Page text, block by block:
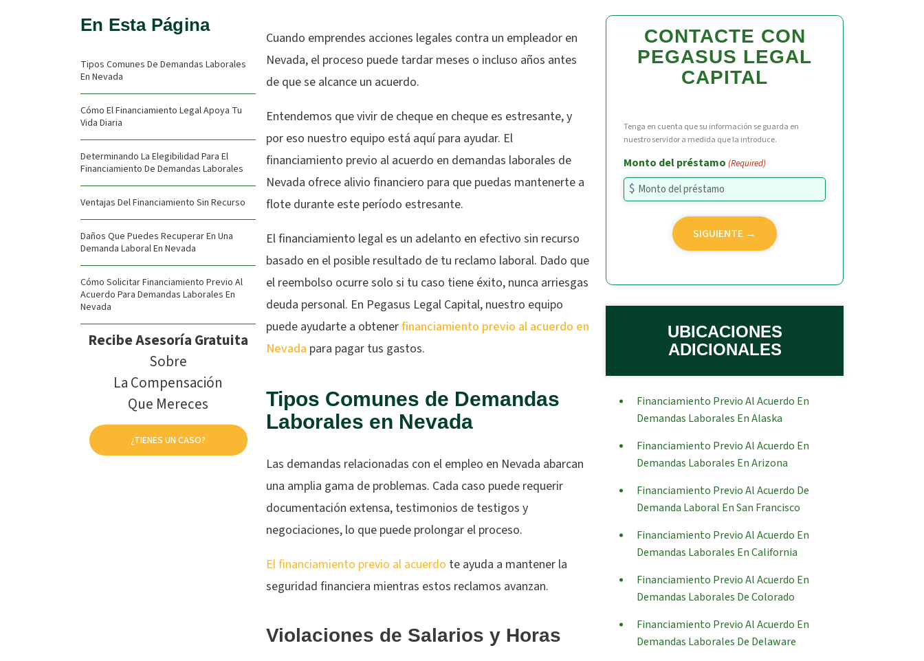
En Esta Página
Tipos Comunes De Demandas Laborales
En Nevada
Cómo El Financiamiento Legal Apoya Tu
Vida Diaria
Determinando La Elegibilidad Para El
Financiamiento De Demandas Laborales
Ventajas Del Financiamiento Sin Recurso
Daños Que Puedes Recuperar En Una
Demanda Laboral En Nevada
Cómo Solicitar Financiamiento Previo Al
Acuerdo Para Demandas Laborales En
Nevada
Recibe Asesoría Gratuita
Sobre
La Compensación
Que Mereces
¿TIENES UN CASO?
Cuando emprendes acciones legales contra un empleador en
Nevada, el proceso puede tardar meses o incluso años antes
de que se alcance un acuerdo.
Entendemos que vivir de cheque en cheque es estresante, y
por eso nuestro equipo está aquí para ayudar. El
financiamiento previo al acuerdo en demandas laborales de
Nevada ofrece alivio financiero para que puedas mantenerte a
flote durante este período estresante.
El financiamiento legal es un adelanto en efectivo sin recurso
basado en el posible resultado de tu reclamo laboral. Dado que
el reembolso ocurre solo si tu caso tiene éxito, nunca arriesgas
deuda personal. En Pegasus Legal Capital, nuestro equipo
puede ayudarte a obtenerfinanciamiento previo al acuerdo en
Nevada para pagar tus gastos.
Tipos Comunes de Demandas
Laborales en Nevada
Las demandas relacionadas con el empleo en Nevada abarcan
una amplia gama de problemas. Cada caso puede requerir
documentación extensa, testimonios de testigos y
negociaciones, lo que puede prolongar el proceso.
El financiamiento previo al acuerdo te ayuda a mantener la
seguridad financiera mientras estos reclamos avanzan.
Violaciones de Salarios y Horas
CONTACTE CON
PEGASUS LEGAL
CAPITAL
Tenga en cuenta que su información se guarda en
nuestro servidor a medida que la introduce.
Monto del préstamo (Required)
UBICACIONES
ADICIONALES
Financiamiento Previo Al Acuerdo En
Demandas Laborales En Alaska
Financiamiento Previo Al Acuerdo En
Demandas Laborales En Arizona
Financiamiento Previo Al Acuerdo De
Demanda Laboral En San Francisco
Financiamiento Previo Al Acuerdo En
Demandas Laborales En California
Financiamiento Previo Al Acuerdo En
Demandas Laborales De Colorado
Financiamiento Previo Al Acuerdo En
Demandas Laborales De Delaware